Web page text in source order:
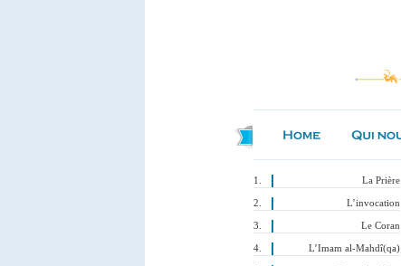
La Prière
L’invocation
Le Coran
L’Imam al-Mahdî(qa)